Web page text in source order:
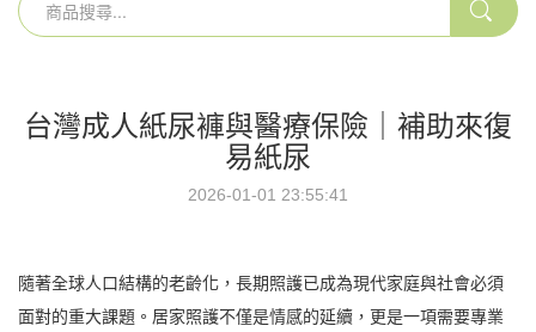
台灣成人紙尿褲與醫療保險｜補助來復
易紙尿
2026-01-01 23:55:41
隨著全球人口結構的老齡化，長期照護已成為現代家庭與社會必須
面對的重大課題。居家照護不僅是情感的延續，更是一項需要專業